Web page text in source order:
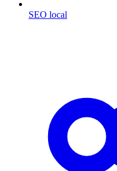
SEO local